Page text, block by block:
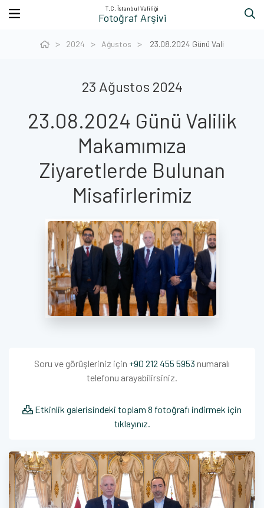
T.C. İstanbul Valiliği
Fotoğraf Arşivi
2024 Ağustos 23.08.2024 Günü Vali
23 Ağustos 2024
23.08.2024 Günü Valilik
Makamımıza
Ziyaretlerde Bulunan
Misafirlerimiz
Soru ve görüşleriniz için +90 212 455 5953 numaralı
telefonu arayabilirsiniz.
Etkinlik galerisindeki toplam 8 fotoğrafı indirmek için
tıklayınız.